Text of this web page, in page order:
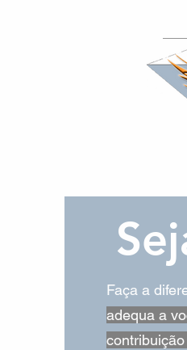
Faça a
adequa a